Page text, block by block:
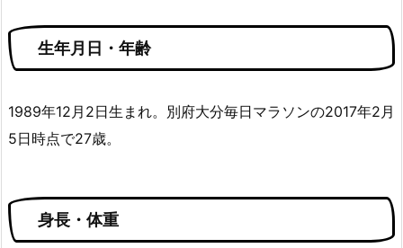
生年月日・年齢
1989年12月2日生まれ。別府大分毎日マラソンの2017年2月
5日時点で27歳。
身長・体重